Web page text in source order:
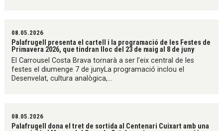
08.05.2026
Palafrugell presenta el cartell i la programació de les Festes de
Primavera 2026, que tindran lloc del 23 de maig al 8 de juny
El Carrousel Costa Brava tornarà a ser l’eix central de les
festes el diumenge 7 de junyLa programació inclou el
Desenvelat, cultura analògica,...
08.05.2026
Palafrugell dona el tret de sortida al Centenari Cuixart amb una